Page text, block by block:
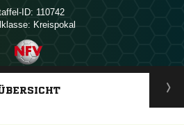
ID: 110742
Kreispokal
ANZEIGE